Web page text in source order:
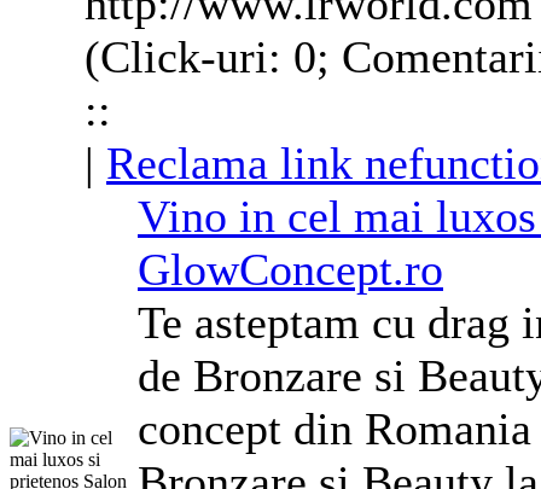
(Click-uri: 0;
::
| Reclama link
Vino in cel mai
GlowConcept.ro
Te asteptam cu drag
de Bronzare si
concept din